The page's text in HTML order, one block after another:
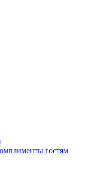
гостям